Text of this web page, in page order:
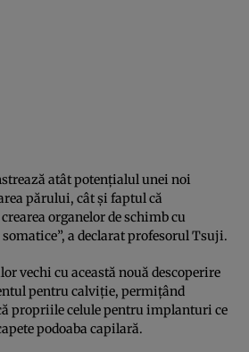
atât potenţialul unei noi
părului, cât şi faptul că
organelor de schimb cu
a declarat profesorul Tsuji.
vechi cu această nouă descoperire
pentru calviţie, permiţând
propriile celule pentru implanturi ce
podoaba capilară.